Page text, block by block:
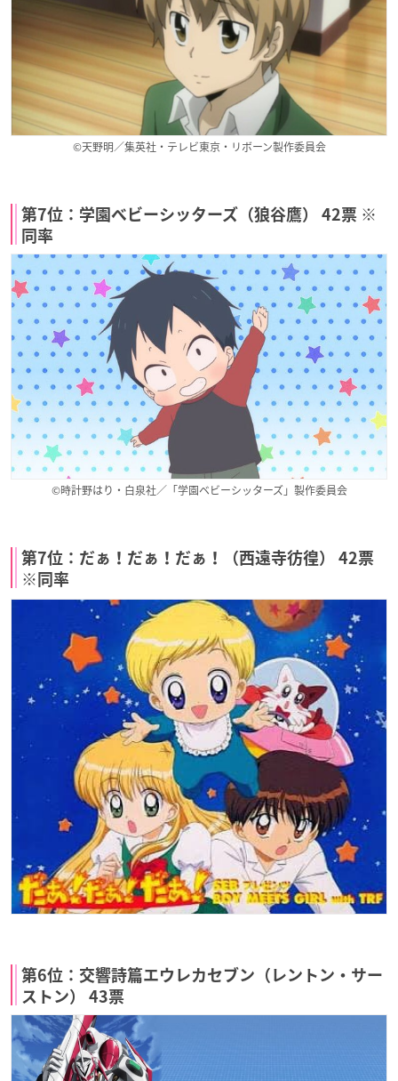
©天野明／集英社・テレビ東京・リボーン製作委員会
第7位：学園ベビーシッターズ（狼谷鷹） 42票 ※
同率
©時計野はり・白泉社／「学園ベビーシッターズ」製作委員会
第7位：だぁ！だぁ！だぁ！（西遠寺彷徨） 42票
※同率
第6位：交響詩篇エウレカセブン（レントン・サー
ストン） 43票